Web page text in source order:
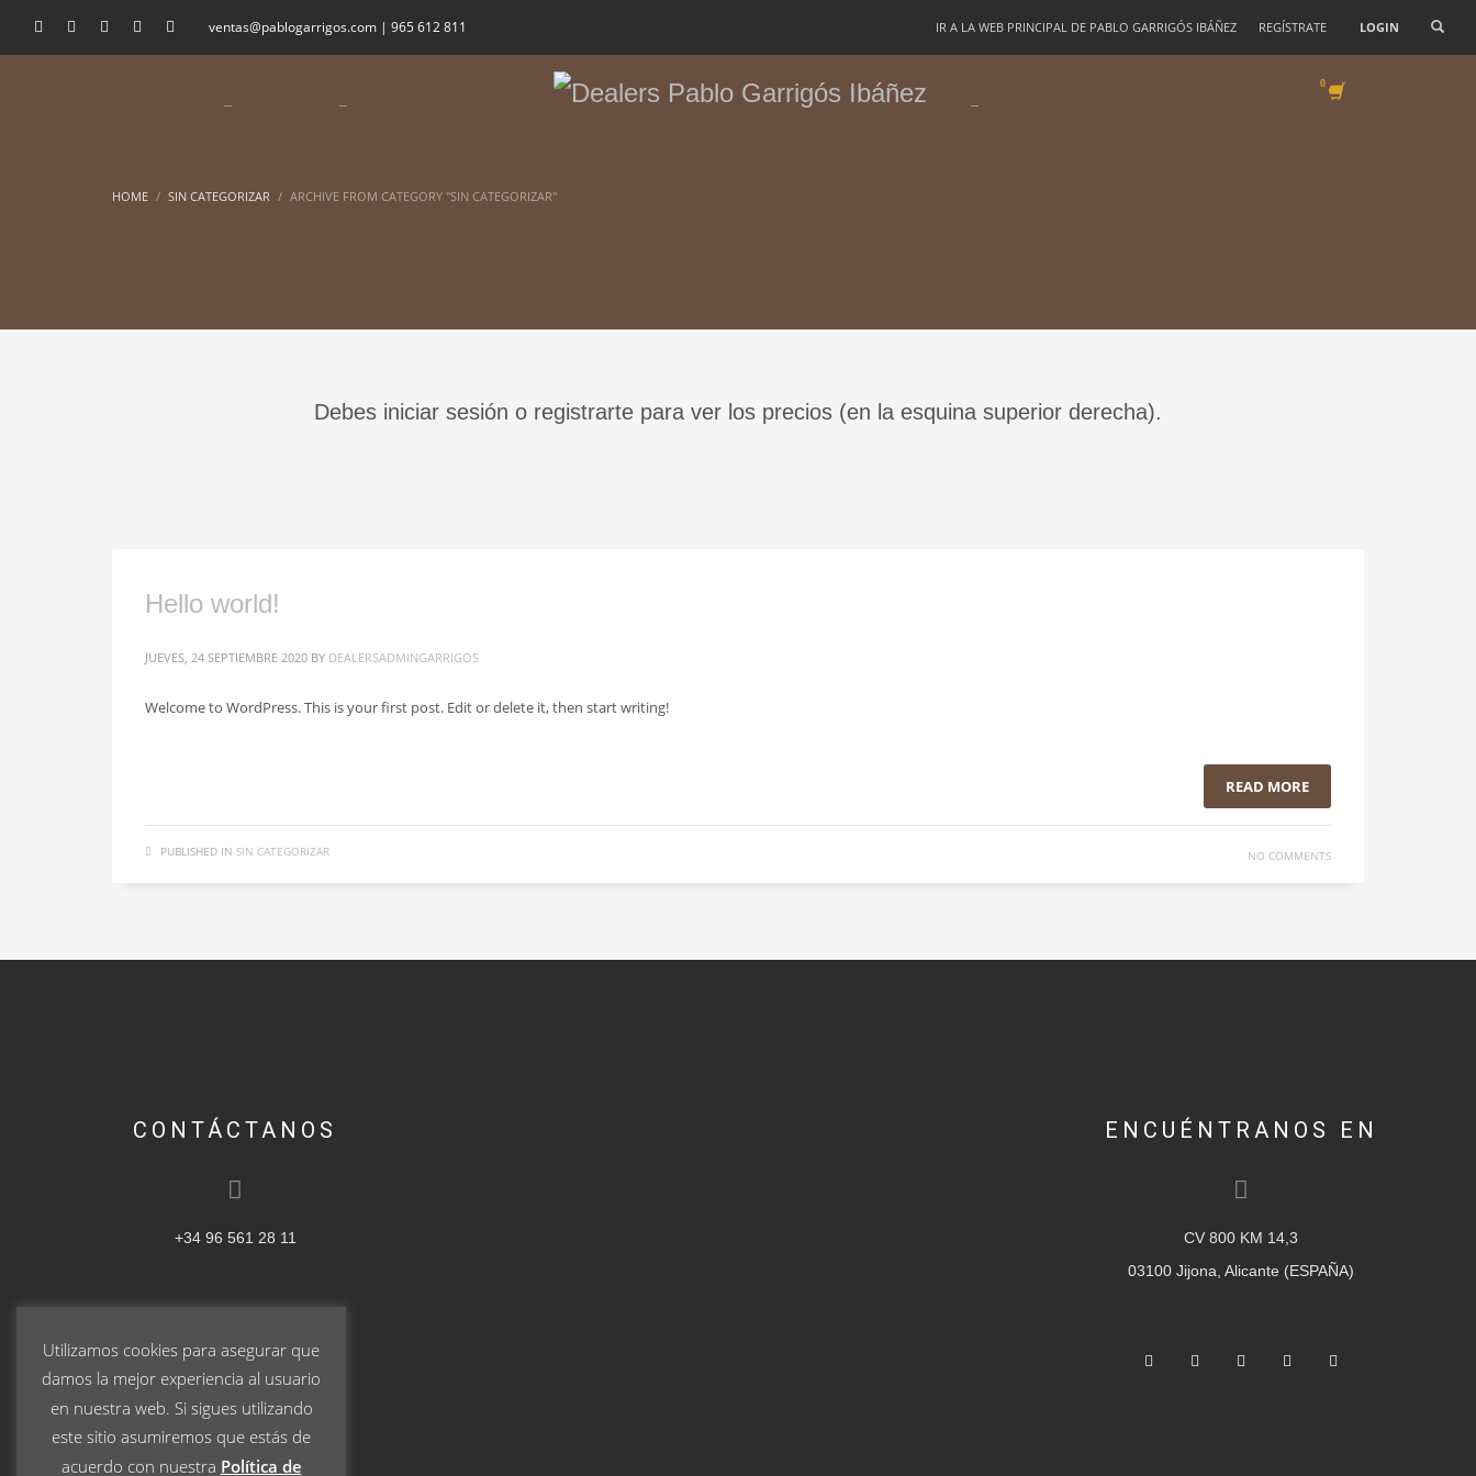
ventas@pablogarrigos.com | 965 612 811 IR A LA WEB PRINCIPAL DE PABLO GARRIGÓS IBÁÑEZ REGÍSTRATE LOGIN
HOME SIN CATEGORIZAR ARCHIVE FROM CATEGORY "SIN CATEGORIZAR"
Debes iniciar sesión o registrarte para ver los precios (en la esquina superior derecha).
Hello world!
JUEVES, 24 SEPTIEMBRE 2020 BY DEALERSADMINGARRIGOS
Welcome to WordPress. This is your first post. Edit or delete it, then start writing!
READ MORE
PUBLISHED IN SIN CATEGORIZAR NO COMMENTS
CONTÁCTANOS
+34 96 561 28 11
ventas@pablogarrigos.com
ENCUÉNTRANOS EN
CV 800 KM 14,3
03100 Jijona, Alicante (ESPAÑA)
Utilizamos cookies para asegurar que
damos la mejor experiencia al usuario
en nuestra web. Si sigues utilizando
este sitio asumiremos que estás de
acuerdo con nuestra Política de